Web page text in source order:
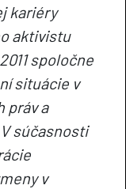
kariéry
aktivistu
spoločne
situácie v
práv a
súčasnosti
v